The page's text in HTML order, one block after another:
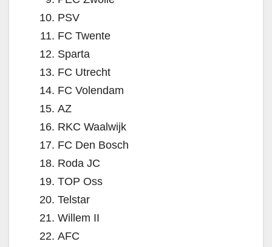
PSV
FC Twente
Sparta
FC Utrecht
FC Volendam
AZ
RKC Waalwijk
FC Den Bosch
Roda JC
TOP Oss
Telstar
Willem II
AFC